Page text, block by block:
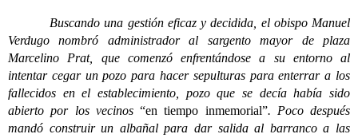
Buscando una gestión eficaz y decidida, el obispo Manuel
Verdugo nombró administrador al sargento mayor de plaza
Marcelino Prat, que comenzó enfrentándose a su entorno al
intentar cegar un pozo para hacer sepulturas para enterrar a los
fallecidos en el establecimiento, pozo que se decía había sido
abierto por los vecinos “en tiempo inmemorial”. Poco después
mandó construir un albañal para dar salida al barranco a las